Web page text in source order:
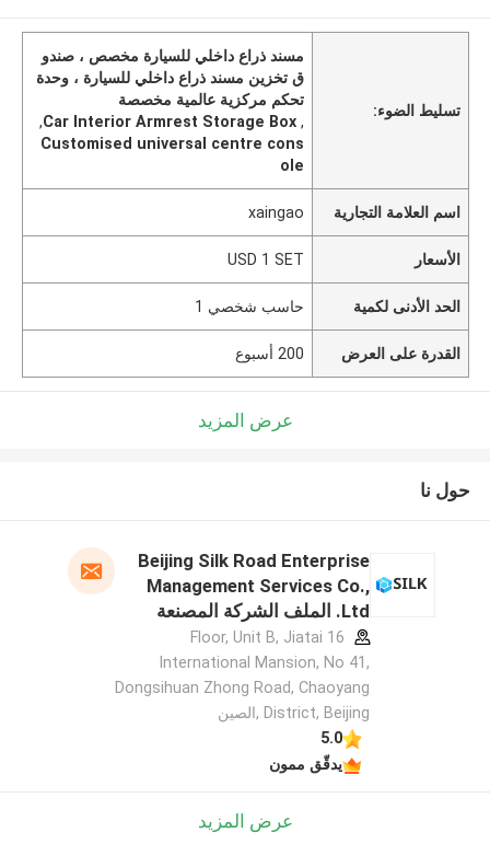
تسليط الضوء:
مسند ذراع داخلي للسيارة مخصص ، صندو
ق تخزين مسند ذراع داخلي للسيارة ، وحدة
تحكم مركزية عالمية مخصصة
,
Car Interior Armrest Storage Box
,
Customised universal centre cons
ole
اسم العلامة التجارية xaingao
الأسعار USD 1 SET
الحد الأدنى لكمية حاسب شخصي 1
القدرة على العرض 200 أسبوع
عرض المزيد
حول نا
Beijing Silk Road Enterprise
Management Services Co.,
Ltd. الملف الشركة المصنعة
16 Floor, Unit B, Jiatai
International Mansion, No 41,
Dongsihuan Zhong Road, Chaoyang
District, Beijing ,الصين
5.0
يدقّق ممون
عرض المزيد